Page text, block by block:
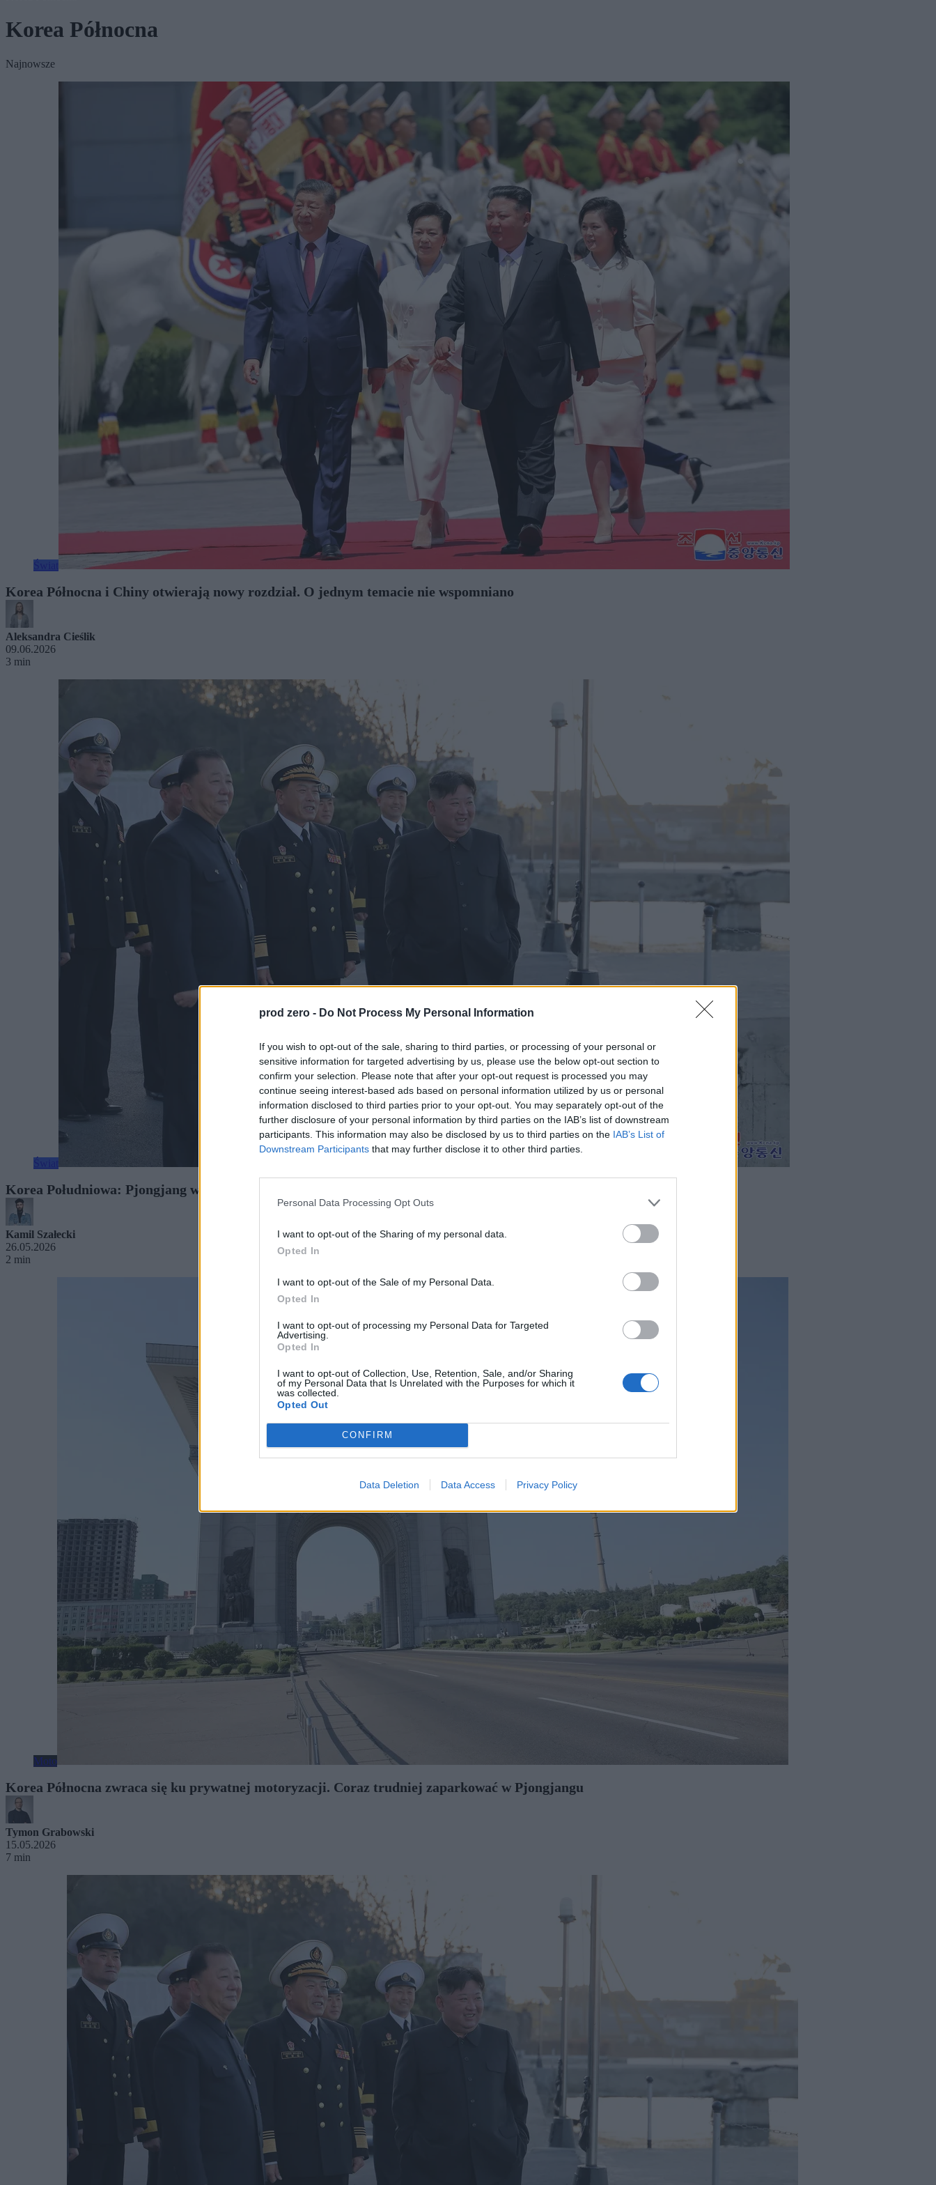
prod zero - Do Not Process My Personal Information
If you wish to opt-out of the sale, sharing to third parties, or processing of your personal or
sensitive information for targeted advertising by us, please use the below opt-out section to
confirm your selection. Please note that after your opt-out request is processed you may
continue seeing interest-based ads based on personal information utilized by us or personal
information disclosed to third parties prior to your opt-out. You may separately opt-out of the
further disclosure of your personal information by third parties on the IAB’s list of downstream
participants. This information may also be disclosed by us to third parties on the IAB’s List of
Downstream Participants that may further disclose it to other third parties.
Personal Data Processing Opt Outs
I want to opt-out of the Sharing of my personal data.
Opted In
I want to opt-out of the Sale of my Personal Data.
Opted In
I want to opt-out of processing my Personal Data for Targeted
Advertising.
Opted In
I want to opt-out of Collection, Use, Retention, Sale, and/or Sharing
of my Personal Data that Is Unrelated with the Purposes for which it
was collected.
Opted Out
CONFIRM
Data Deletion Data Access Privacy Policy
Korea Północna
Najnowsze
Korea Północna i Chiny otwierają nowy rozdział. O jednym temacie nie wspomniano
Aleksandra Cieślik
09.06.2026
3 min
Korea Południowa: Pjongjang wystrzelił niezidentyfikowany pocisk
Kamil Szałecki
26.05.2026
2 min
Moto
Korea Północna zwraca się ku prywatnej motoryzacji. Coraz trudniej zaparkować w Pjongjangu
Tymon Grabowski
15.05.2026
7 min